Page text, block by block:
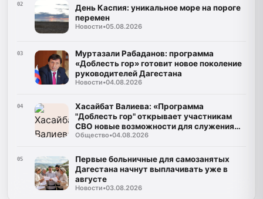
02
День Каспия: уникальное море на пороге
перемен
Новости•05.08.2026
03
Муртазали Рабаданов: программа
«Доблесть гор» готовит новое поколение
руководителей Дагестана
Новости•04.08.2026
04
Хасайбат Валиева: «Программа
"Доблесть гор" открывает участникам
СВО новые возможности для служения
Дагестану»
Общество•04.08.2026
05
Первые больничные для самозанятых
Дагестана начнут выплачивать уже в
августе
Новости•03.08.2026